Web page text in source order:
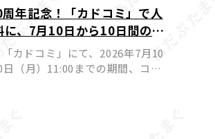
年記念！「カドコミ」で人
、7月10日から10日間の豪
カドコミ」にて、2026年7月10
（月）11:00までの期間、コミ